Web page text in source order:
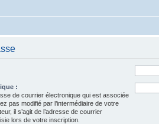
:
de courrier électronique qui est associée
pas modifié par l’intermédiaire de votre
il s’agit de l’adresse de courrier
lors de votre inscription.